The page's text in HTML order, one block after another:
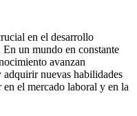
en el desarrollo
un mundo en constante
avanzan
adquirir nuevas habilidades
en el mercado laboral y en la